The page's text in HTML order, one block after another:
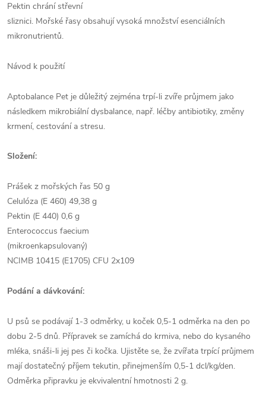
Pektin chrání střevní
sliznici. Mořské řasy obsahují vysoká množství esenciálních
mikronutrientů.
Návod k použití
Aptobalance Pet je důležitý zejména trpí-li zvíře průjmem jako
následkem mikrobiální dysbalance, např. léčby antibiotiky, změny
krmení, cestování a stresu.
Složení:
Prášek z mořských řas 50 g
Celulóza (E 460) 49,38 g
Pektin (E 440) 0,6 g
Enterococcus faecium
(mikroenkapsulovaný)
NCIMB 10415 (E1705) CFU 2x109
Podání a dávkování:
U psů se podávají 1-3 odměrky, u koček 0,5-1 odměrka na den po
dobu 2-5 dnů. Přípravek se zamíchá do krmiva, nebo do kysaného
mléka, snáši-li jej pes či kočka. Ujistěte se, že zvířata trpící průjmem
mají dostatečný příjem tekutin, přinejmenším 0,5-1 dcl/kg/den.
Odměrka připravku je ekvivalentní hmotnosti 2 g.